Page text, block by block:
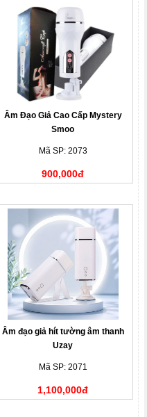
Âm Đạo Giả Cao Cấp Mystery
Smoo
Mã SP: 2073
900,000đ
Âm đạo giả hít tường âm thanh
Uzay
Mã SP: 2071
1,100,000đ